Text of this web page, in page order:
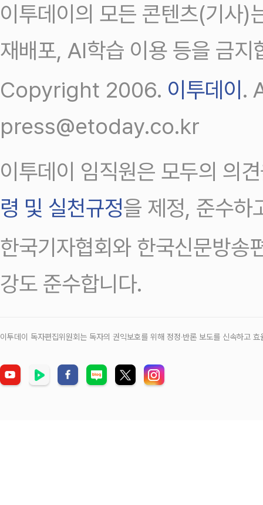
이투데이의 모든 콘텐츠(기사)
재배포, AI학습 이용 등을 금지
Copyright 2006. 이투데이 .
press@etoday.co.kr
이투데이 임직원은 모두의 의
령 및 실천규정을 제정, 준수하
한국기자협회와 한국신문방송
강도 준수합니다.
이투데이 독자편집위원회는 독자의 권익보호를 위해 정정‧반론 보도를 신속하고